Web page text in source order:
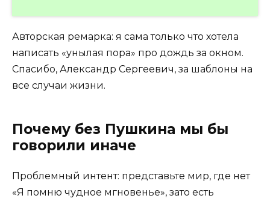
Авторская ремарка: я сама только что хотела
написать «унылая пора» про дождь за окном.
Спасибо, Александр Сергеевич, за шаблоны на
все случаи жизни.
Почему без Пушкина мы бы
говорили иначе
Проблемный интент: представьте мир, где нет
«Я помню чудное мгновенье», зато есть